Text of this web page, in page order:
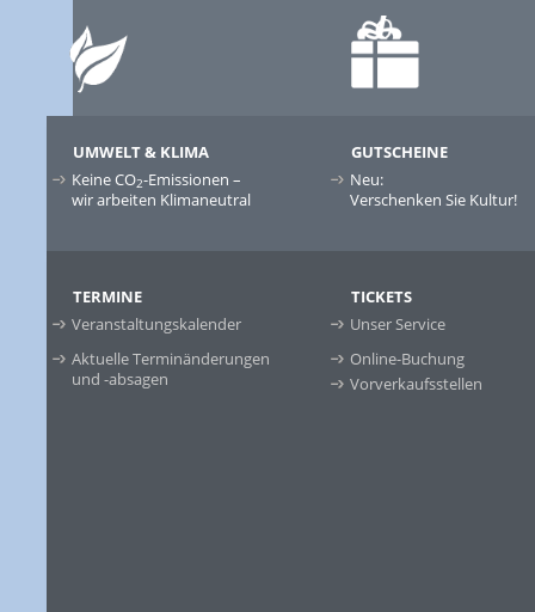
UMWELT & KLIMA
Keine CO2-Emissionen –
wir arbeiten Klimaneutral
GUTSCHEINE
Neu:
Verschenken Sie Kultur!
TERMINE
Veranstaltungskalender
Aktuelle Terminänderungen
und -absagen
TICKETS
Unser Service
Online-Buchung
Vorverkaufsstellen